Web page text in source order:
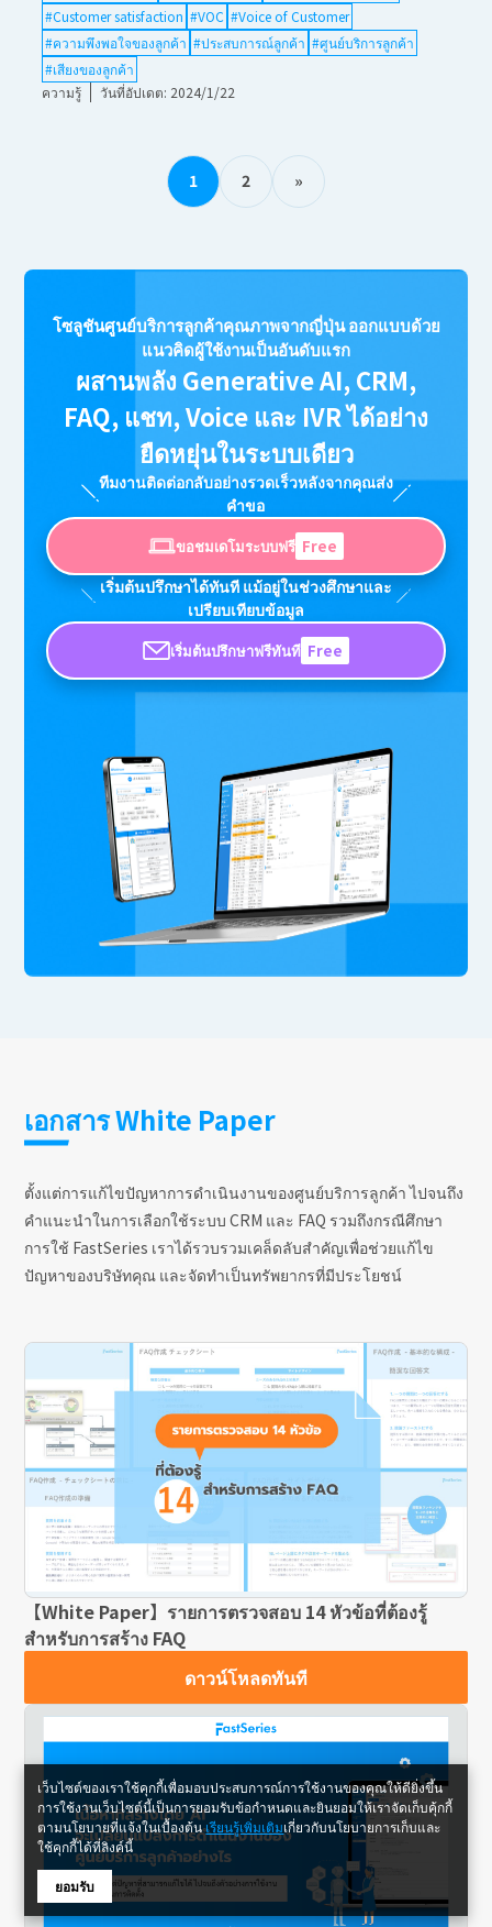
#Customer satisfaction #VOC #Voice of Customer
#ความพึงพอใจของลูกค้า #ประสบการณ์ลูกค้า #ศูนย์บริการลูกค้า
#เสียงของลูกค้า
ความรู้
วันที่อัปเดต: 2024/1/22
1 2 »
โซลูชันศูนย์บริการลูกค้าคุณภาพจากญี่ปุ่น ออกแบบด้วย
แนวคิดผู้ใช้งานเป็นอันดับแรก
ผสานพลัง Generative AI, CRM,
FAQ, แชท, Voice และ IVR ได้อย่าง
ยืดหยุ่นในระบบเดียว
ทีมงานติดต่อกลับอย่างรวดเร็วหลังจากคุณส่ง
คำขอ
ขอชมเดโมระบบฟรี Free
เริ่มต้นปรึกษาได้ทันที แม้อยู่ในช่วงศึกษาและ
เปรียบเทียบข้อมูล
เริ่มต้นปรึกษาฟรีทันที Free
เอกสาร White Paper
ตั้งแต่การแก้ไขปัญหาการดำเนินงานของศูนย์บริการลูกค้า ไปจนถึง
คำแนะนำในการเลือกใช้ระบบ CRM และ FAQ รวมถึงกรณีศึกษา
การใช้ FastSeries เราได้รวบรวมเคล็ดลับสำคัญเพื่อช่วยแก้ไข
ปัญหาของบริษัทคุณ และจัดทำเป็นทรัพยากรที่มีประโยชน์
【White Paper】รายการตรวจสอบ 14 หัวข้อที่ต้องรู้
สำหรับการสร้าง FAQ
ดาวน์โหลดทันที
เว็บไซต์ของเราใช้คุกกี้เพื่อมอบประสบการณ์การใช้งานของคุณให้ดียิ่งขึ้น
การใช้งานเว็บไซต์นี้เป็นการยอมรับข้อกำหนดและยินยอมให้เราจัดเก็บคุ้กกี้
ตามนโยบายที่แจ้งในเบื้องต้นเรียนรู้เพิ่มเติมเกี่ยวกับนโยบายการเก็บและ
ใช้คุกกี้ได้ที่ลิงค์นี้
ยอมรับ